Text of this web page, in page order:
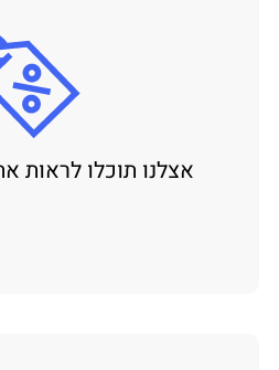
אצלנו תוכלו לראות